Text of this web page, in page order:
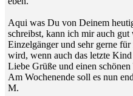
Aqui was Du von Deinem
schreibst, kann ich mir auch
Einzelgänger und sehr gerne
wird, wenn auch das letzte
Liebe Grüße und einen
Am Wochenende soll es nun
M.